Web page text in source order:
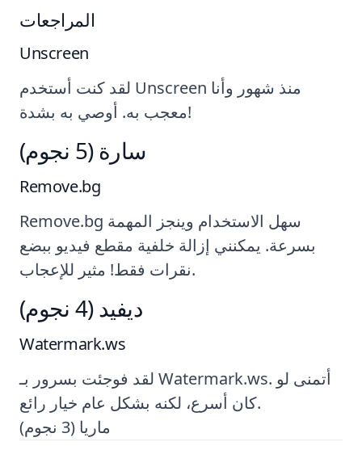
المراجعات
Unscreen
لقد كنت أستخدم Unscreen منذ شهور وأنا
معجب به. أوصي به بشدة!
سارة (5 نجوم)
Remove.bg
Remove.bg سهل الاستخدام وينجز المهمة
بسرعة. يمكنني إزالة خلفية مقطع فيديو ببضع
نقرات فقط! مثير للإعجاب.
ديفيد (4 نجوم)
Watermark.ws
لقد فوجئت بسرور بـ Watermark.ws. أتمنى لو
كان أسرع، لكنه بشكل عام خيار رائع.
ماريا (3 نجوم)